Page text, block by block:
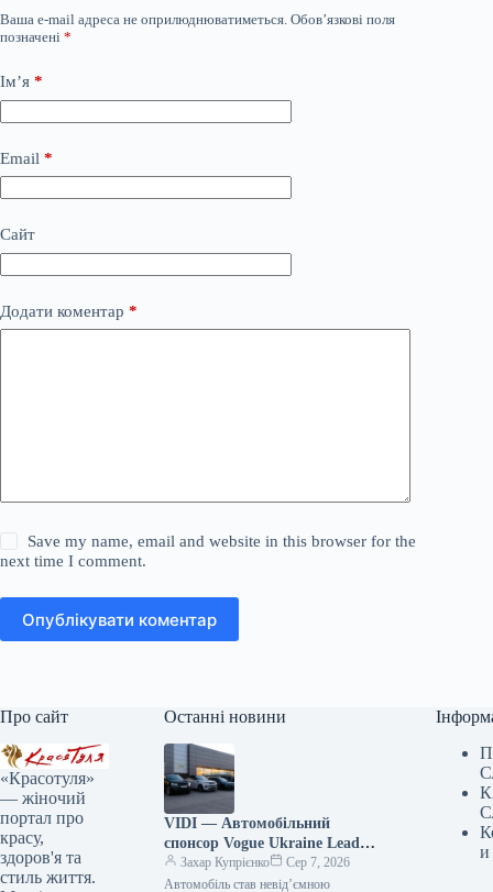
Ваша e-mail адреса не оприлюднюватиметься. Обов’язкові поля
позначені *
Ім’я *
Email *
Сайт
Додати коментар *
Save my name, email and website in this browser for the
next time I comment.
Опублікувати коментар
Про сайт
«Красотуля»
— жіночий
портал про
красу,
здоров'я та
стиль життя.
Останні новини
VIDI — Автомобільний
спонсор Vogue Ukraine Leaders
Gala: Які автівки будуть
представлені на події
Захар Купрієнко
Сер 7, 2026
Автомобіль став невід’ємною
и